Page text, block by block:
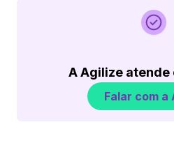
A Agilize atende
Falar com a